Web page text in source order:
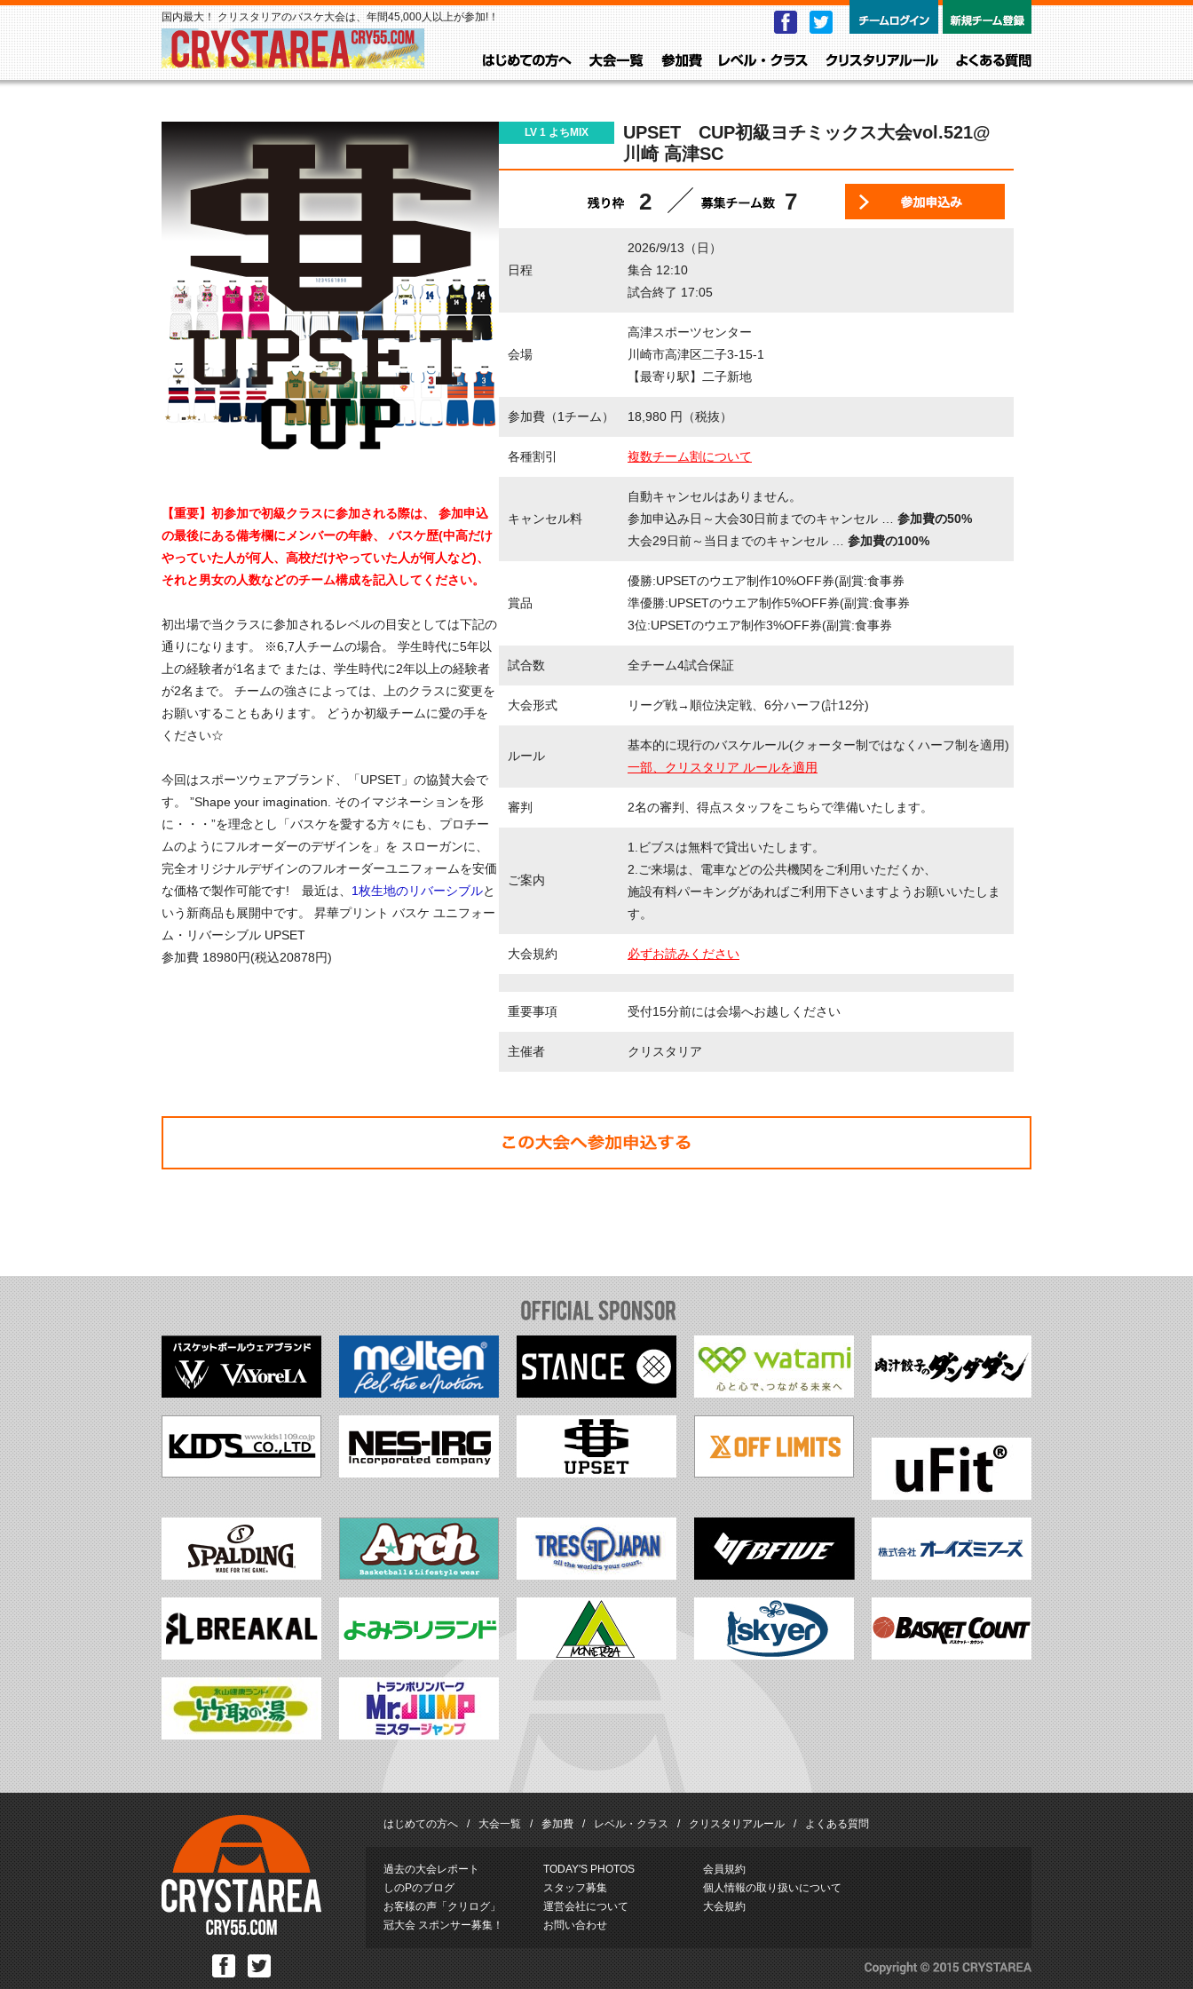
国内最大！ クリスタリアのバスケ大会は、年間45,000人以上が参加!！ FacebookTwitter
はじめての方へ
大会一覧参加費 レベル・クラス
【重要】初参加で初級クラスに参加される際は、 参加申込
の最後にある備考欄にメンバーの年齢、 バスケ歴(中高だけ
やっていた人が何人、高校だけやっていた人が何人など)、
それと男女の人数などのチーム構成を記入してください。
初出場で当クラスに参加されるレベルの目安としては下記の
通りになります。 ※6,7人チームの場合。 学生時代に5年以
上の経験者が1名まで または、学生時代に2年以上の経験者
が2名まで。 チームの強さによっては、上のクラスに変更を
お願いすることもあります。 どうか初級チームに愛の手を
ください☆
今回はスポーツウェアブランド、「UPSET」の協賛大会で
す。 ”Shape your imagination. そのイマジネーションを形
に・・・”を理念とし「バスケを愛する方々にも、プロチー
ムのようにフルオーダーのデザインを」を スローガンに、
完全オリジナルデザインのフルオーダーユニフォームを安価
な価格で製作可能です! 最近は、 1枚生地のリバーシブルと
いう新商品も展開中です。 昇華プリント バスケ ユニフォー
ム・リバーシブル UPSET
参加費 18980円(税込20878円)
LV 1 よちMIX
UPSET CUP初級ヨチミックス大会vol.521@
川崎 高津SC
2 7
日程
2026/9/13（日）
集合 12:10
試合終了 17:05
会場
高津スポーツセンター
川崎市高津区二子3-15-1
【最寄り駅】二子新地
参加費（1チーム） 18,980 円（税抜）
各種割引 複数チーム割について
キャンセル料
自動キャンセルはありません。
参加申込み日～大会30日前までのキャンセル … 参加費の50%
大会29日前～当日までのキャンセル … 参加費の100%
賞品
優勝:UPSETのウエア制作10%OFF券(副賞:食事券
準優勝:UPSETのウエア制作5%OFF券(副賞:食事券
3位:UPSETのウエア制作3%OFF券(副賞:食事券
試合数 全チーム4試合保証
大会形式 リーグ戦→順位決定戦、6分ハーフ(計12分)
ルール
基本的に現行のバスケルール(クォーター制ではなくハーフ制を適用)
一部、クリスタリア ルールを適用
審判 2名の審判、得点スタッフをこちらで準備いたします。
ご案内
1.ビブスは無料で貸出いたします。
2.ご来場は、電車などの公共機関をご利用いただくか、
施設有料パーキングがあればご利用下さいますようお願いいたしま
す。
大会規約 必ずお読みください
重要事項 受付15分前には会場へお越しください
主催者 クリスタリア
FacebookTwitter
はじめての方へ 大会一覧 参加費 レベル・クラス クリスタリアルール よくある質問
過去の大会レポート
しのPのブログ
お客様の声「クリログ」
冠大会 スポンサー募集！
TODAY'S PHOTOS
スタッフ募集
運営会社について
お問い合わせ
会員規約
個人情報の取り扱いについて
大会規約